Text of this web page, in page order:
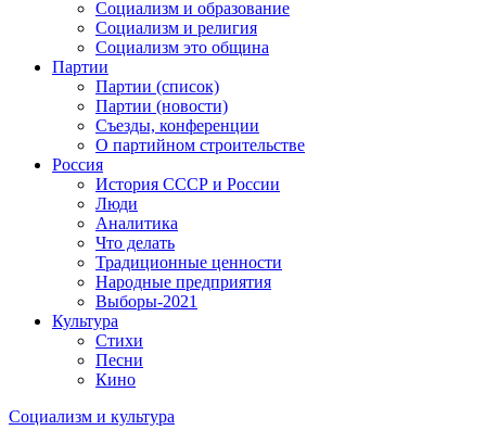
Социализм и образование
Социализм и религия
Социализм это община
Партии
Партии (список)
Партии (новости)
Съезды, конференции
О партийном строительстве
Россия
История СССР и России
Люди
Аналитика
Что делать
Традиционные ценности
Народные предприятия
Выборы-2021
Культура
Стихи
Песни
Кино
Социализм и культура